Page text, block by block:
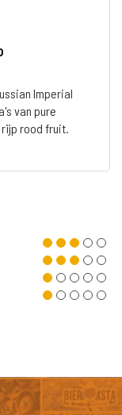
Imperial
van pure
rood fruit.